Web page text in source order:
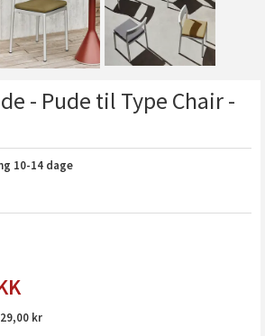
- Pude til Type Chair -
10-14 dage
kr